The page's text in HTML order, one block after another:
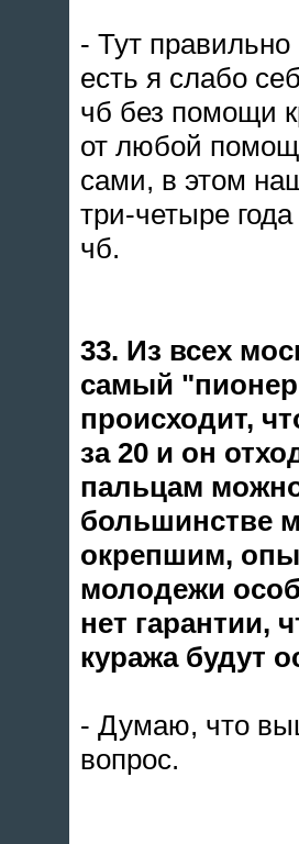
- Тут
есть я слабо
чб без помощи
от любой
сами, в этом
три-четыре
чб.
33. Из всех
самый
происходит,
за 20 и он
пальцам
большинстве
окрепшим,
молодежи
нет гарантии,
куража будут
- Думаю, что
вопрос.